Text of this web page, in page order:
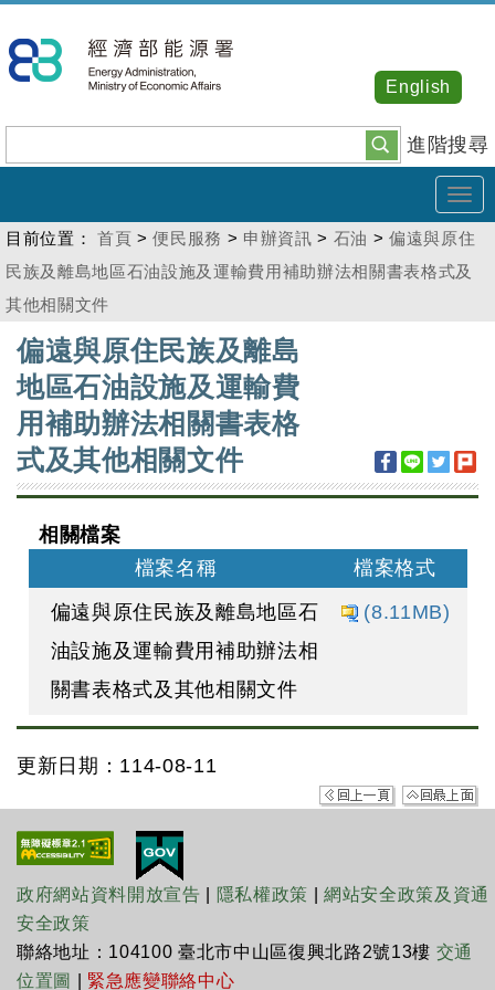
到
主
內
容
進階搜尋
English
目前位置： 首頁 >便民服務 > 申辦資訊 > 石油 >偏遠與原住
民族及離島地區石油設施及運輸費用補助辦法相關書表格式及
其他相關文件
:::
偏遠與原住民族及離島
地區石油設施及運輸費
用補助辦法相關書表格
式及其他相關文件
相關檔案
檔案名稱
檔案格式
偏遠與原住民族及離島地區石
油設施及運輸費用補助辦法相
關書表格式及其他相關文件
(8.11MB)
更新日期：114-08-11
政府網站資料開放宣告 隱私權政策 |網站安全政策及資通
安全政策
聯絡地址：104100 臺北市中山區復興北路2號13樓 交通
位置圖
緊急應變聯絡中心